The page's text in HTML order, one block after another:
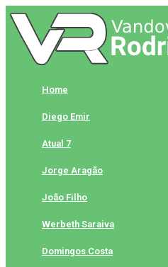
Skip
to
content
Home
Diego Emir
Atual 7
Jorge Aragão
João Filho
Werbeth Saraiva
Domingos Costa